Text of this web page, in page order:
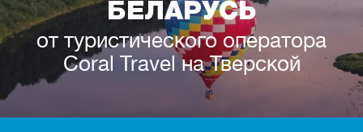
БЕЛАРУСЬ
от туристического оператора
Coral Travel на Тверской